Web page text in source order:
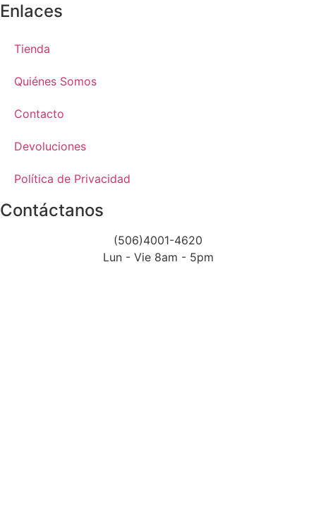
Enlaces
Tienda
Quiénes Somos
Contacto
Devoluciones
Política de Privacidad
Contáctanos
(506)4001-4620
Lun - Vie 8am - 5pm